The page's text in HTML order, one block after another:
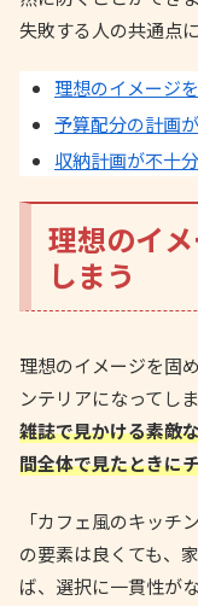
失敗する人の共通点
理想のイメージ
予算配分の計画
収納計画が不十
理想のイ
しまう
理想のイメージを固
ンテリアになってし
雑誌で見かける素敵
間全体で見たときに
「カフェ風のキッチ
の要素は良くても、
ば、選択に一貫性が